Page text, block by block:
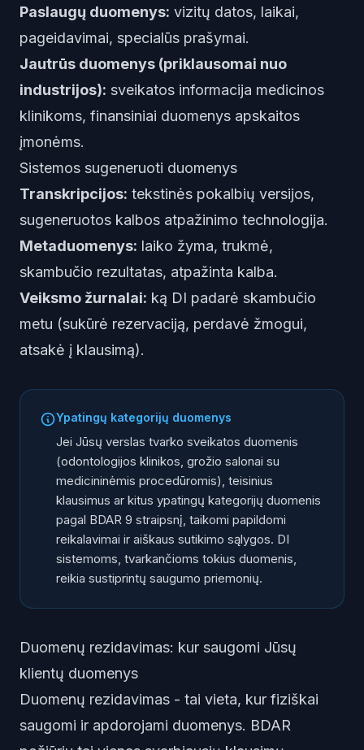
Paslaugų duomenys: vizitų datos, laikai,
pageidavimai, specialūs prašymai.
Jautrūs duomenys (priklausomai nuo
industrijos): sveikatos informacija medicinos
klinikoms, finansiniai duomenys apskaitos
įmonėms.
Sistemos sugeneruoti duomenys
Transkripcijos: tekstinės pokalbių versijos,
sugeneruotos kalbos atpažinimo technologija.
Metaduomenys: laiko žyma, trukmė,
skambučio rezultatas, atpažinta kalba.
Veiksmo žurnalai: ką DI padarė skambučio
metu (sukūrė rezervaciją, perdavė žmogui,
atsakė į klausimą).
Ypatingų kategorijų duomenys
Jei Jūsų verslas tvarko sveikatos duomenis
(odontologijos klinikos, grožio salonai su
medicininėmis procedūromis), teisinius
klausimus ar kitus ypatingų kategorijų duomenis
pagal BDAR 9 straipsnį, taikomi papildomi
reikalavimai ir aiškaus sutikimo sąlygos. DI
sistemoms, tvarkančioms tokius duomenis,
reikia sustiprintų saugumo priemonių.
Duomenų rezidavimas: kur saugomi Jūsų
klientų duomenys
Duomenų rezidavimas - tai vieta, kur fiziškai
saugomi ir apdorojami duomenys. BDAR